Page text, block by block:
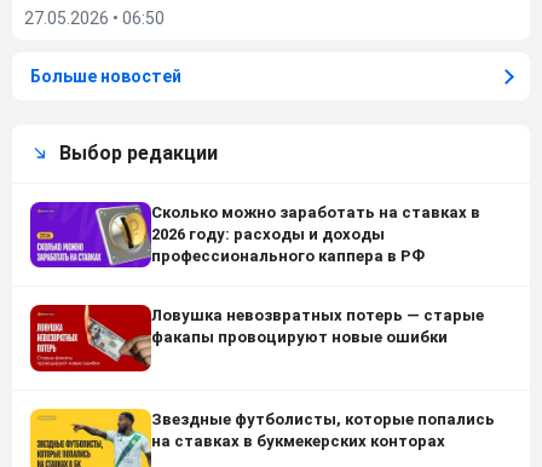
27.05.2026 • 06:50
Больше новостей
Выбор редакции
Сколько можно заработать на ставках в
2026 году: расходы и доходы
профессионального каппера в РФ
Ловушка невозвратных потерь — старые
факапы провоцируют новые ошибки
Звездные футболисты, которые попались
на ставках в букмекерских конторах